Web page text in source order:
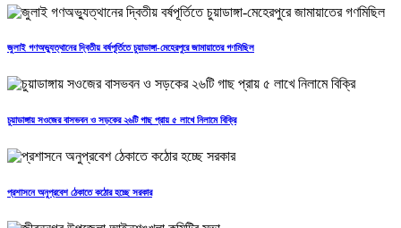
জুলাই গণঅভ্যুত্থানের দ্বিতীয় বর্ষপূর্তিতে চুয়াডাঙ্গা-মেহেরপুরে জামায়াতের গণমিছিল
চুয়াডাঙ্গায় সওজের বাসভবন ও সড়কের ২৬টি গাছ প্রায় ৫ লাখে নিলামে বিক্রি
প্রশাসনে অনুপ্রবেশ ঠেকাতে কঠোর হচ্ছে সরকার